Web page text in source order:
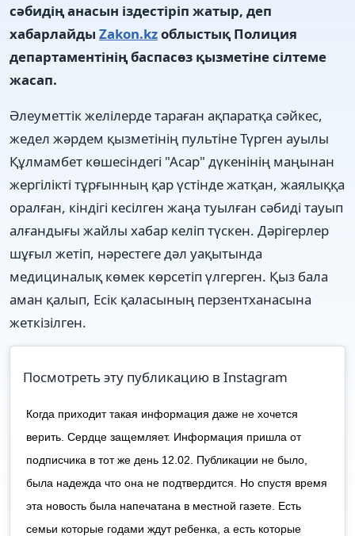
сәбидің анасын іздестіріп жатыр, деп
хабарлайды Zakon.kzоблыстық Полиция
департаментінің баспасөз қызметіне сілтеме
жасап.
Әлеуметтік желілерде тараған ақпаратқа сәйкес,
жедел жәрдем қызметінің пультіне Түрген ауылы
Құлмамбет көшесіндегі "Асар" дүкенінің маңынан
жергілікті тұрғынның қар үстінде жатқан, жаялыққа
оралған, кіндігі кесілген жаңа туылған сәбиді тауып
алғандығы жайлы хабар келіп түскен. Дәрігерлер
шұғыл жетіп, нәрестеге дәл уақытында
медициналық көмек көрсетіп үлгерген. Қыз бала
аман қалып, Есік қаласының перзентханасына
жеткізілген.
Посмотреть эту публикацию в Instagram
Когда приходит такая информация даже не хочется
верить. Сердце защемляет. Информация пришла от
подписчика в тот же день 12.02. Публикации не было,
была надежда что она не подтвердится. Но спустя время
эта новость была напечатана в местной газете. Есть
семьи которые годами ждут ребенка, а есть которые